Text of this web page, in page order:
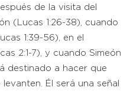
de la visita del
(Lucas 1:26-38), cuando
1:39-56), en el
2:1-7), y cuando Simeón
destinado a hacer que
Él será una señal